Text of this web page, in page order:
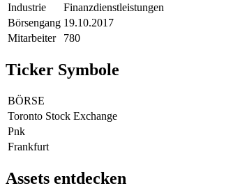
Industrie
Finanzdienstleistungen
Börsengang 19.10.2017
Mitarbeiter
780
Ticker Symbole
BÖRSE
Toronto Stock Exchange
Pnk
Frankfurt
Assets entdecken